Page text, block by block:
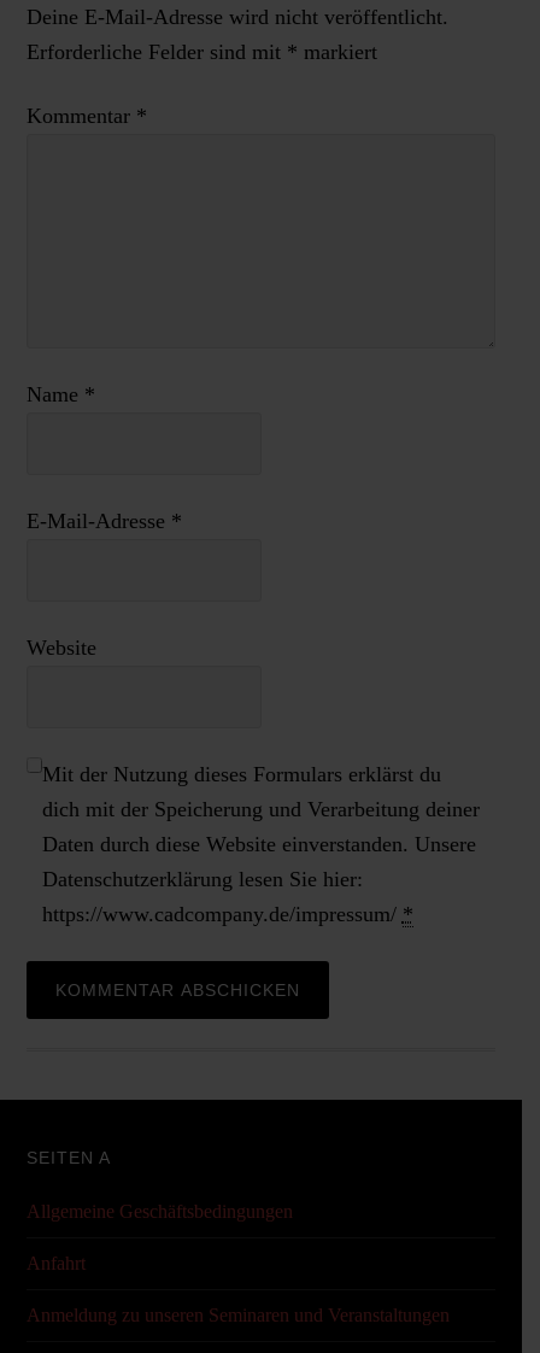
Deine E-Mail-Adresse wird nicht veröffentlicht.
Erforderliche Felder sind mit * markiert
Kommentar *
Name *
E-Mail-Adresse *
Website
Mit der Nutzung dieses Formulars erklärst du
dich mit der Speicherung und Verarbeitung deiner
Daten durch diese Website einverstanden. Unsere
Datenschutzerklärung lesen Sie hier:
https://www.cadcompany.de/impressum/ *
SEITEN A
Allgemeine Geschäftsbedingungen
Anfahrt
Anmeldung zu unseren Seminaren und Veranstaltungen